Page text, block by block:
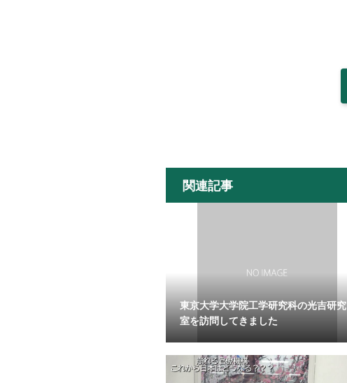
関連記事
東京大学大学院工学研究科の光吉研究
室を訪問してきました